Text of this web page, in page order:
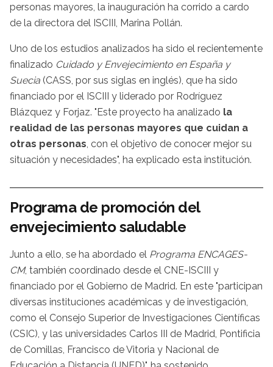
personas mayores, la inauguración ha corrido a cardo
de la directora del ISCIII, Marina Pollán.
Uno de los estudios analizados ha sido el recientemente
finalizado Cuidado y Envejecimiento en España y
Suecia (CASS, por sus siglas en inglés), que ha sido
financiado por el ISCIII y liderado por Rodríguez
Blázquez y Forjaz. "Este proyecto ha analizado la
realidad de las personas mayores que cuidan a
otras personas , con el objetivo de conocer mejor su
situación y necesidades", ha explicado esta institución.
Programa de promoción del
envejecimiento saludable
Junto a ello, se ha abordado el Programa ENCAGES-
CM, también coordinado desde el CNE-ISCIII y
financiado por el Gobierno de Madrid. En este "participan
diversas instituciones académicas y de investigación,
como el Consejo Superior de Investigaciones Científicas
(CSIC), y las universidades Carlos III de Madrid, Pontificia
de Comillas, Francisco de Vitoria y Nacional de